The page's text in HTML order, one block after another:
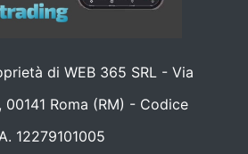
di WEB 365 SRL - Via
00141 Roma (RM) - Codice
12279101005